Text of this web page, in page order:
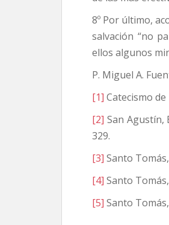
8º Por último,
salvación “no
ellos algunos
P. Miguel A.
[1] Catecismo de
[2] San Agustín,
329.
[3] Santo
[4] Santo
[5] Santo